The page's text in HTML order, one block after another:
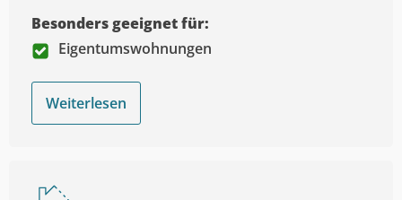
Besonders geeignet für:
Eigentumswohnungen
Weiterlesen